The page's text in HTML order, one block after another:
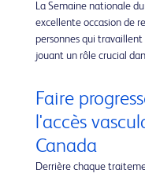
La Semaine nationale
excellente occasion de
personnes qui
jouant un rôle crucial
Faire
l'accès
Canada
Derrière chaque